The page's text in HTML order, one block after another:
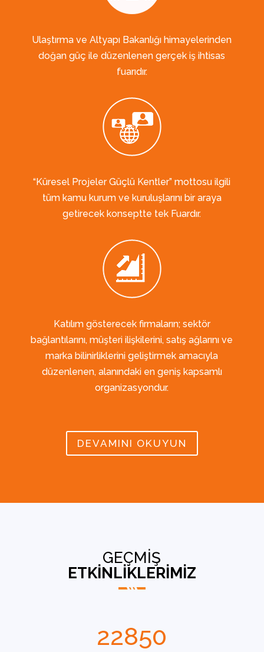
Ulaştırma ve Altyapı Bakanlığı himayelerinden
doğan güç ile düzenlenen gerçek iş ihtisas
fuarıdır.
“Küresel Projeler Güçlü Kentler” mottosu ilgili
tüm kamu kurum ve kuruluşlarını bir araya
getirecek konseptte tek Fuardır.
Katılım gösterecek firmaların; sektör
bağlantılarını, müşteri ilişkilerini, satış ağlarını ve
marka bilinirliklerini geliştirmek amacıyla
düzenlenen, alanındaki en geniş kapsamlı
organizasyondur.
DEVAMINI OKUYUN
GEÇMİŞ
ETKİNLİKLERİMİZ
22850